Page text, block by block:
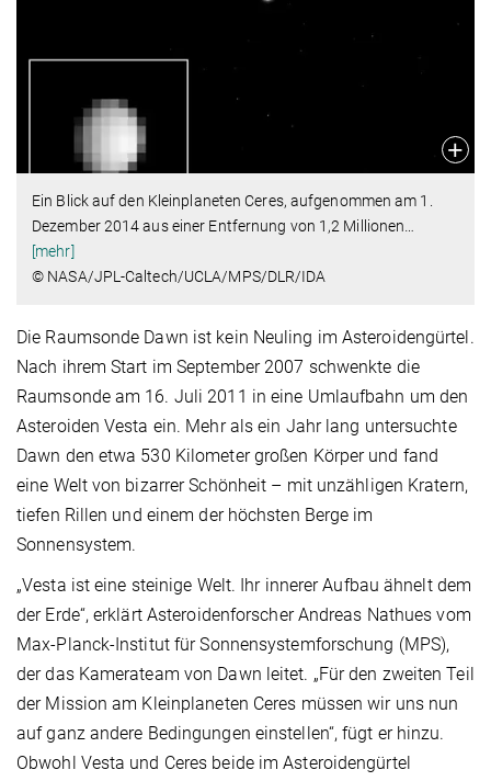
Ein Blick auf den Kleinplaneten Ceres, aufgenommen am 1.
Dezember 2014 aus einer Entfernung von 1,2 Millionen…
[mehr]
© NASA/JPL-Caltech/UCLA/MPS/DLR/IDA
Die Raumsonde Dawn ist kein Neuling im Asteroidengürtel.
Nach ihrem Start im September 2007 schwenkte die
Raumsonde am 16. Juli 2011 in eine Umlaufbahn um den
Asteroiden Vesta ein. Mehr als ein Jahr lang untersuchte
Dawn den etwa 530 Kilometer großen Körper und fand
eine Welt von bizarrer Schönheit – mit unzähligen Kratern,
tiefen Rillen und einem der höchsten Berge im
Sonnensystem.
„Vesta ist eine steinige Welt. Ihr innerer Aufbau ähnelt dem
der Erde“, erklärt Asteroidenforscher Andreas Nathues vom
Max-Planck-Institut für Sonnensystemforschung (MPS),
der das Kamerateam von Dawn leitet. „Für den zweiten Teil
der Mission am Kleinplaneten Ceres müssen wir uns nun
auf ganz andere Bedingungen einstellen“, fügt er hinzu.
Obwohl Vesta und Ceres beide im Asteroidengürtel